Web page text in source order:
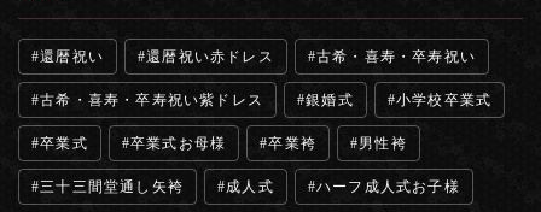
還暦祝い 還暦祝い赤ドレス 古希・喜寿・卒寿祝い
古希・喜寿・卒寿祝い紫ドレス 銀婚式 小学校卒業式
卒業式 卒業式お母様 卒業袴 男性袴
三十三間堂通し矢袴 成人式 ハーフ成人式お子様